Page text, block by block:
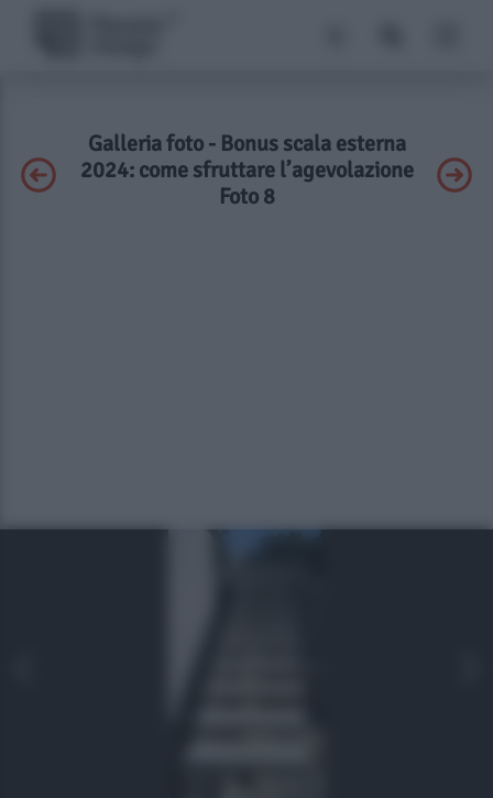
Galleria foto - Bonus scala esterna
2024: come sfruttare l’agevolazione
Foto 8